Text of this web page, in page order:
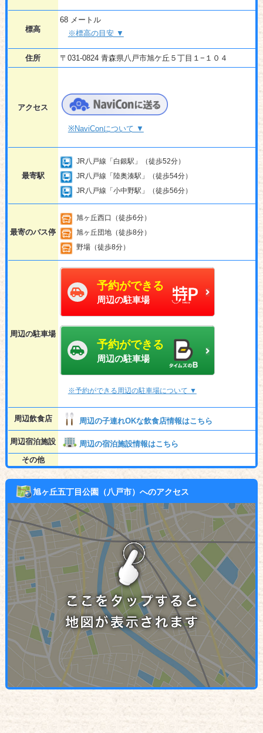
標高
68 メートル
※標高の目安 ▼
住所 〒031-0824 青森県八戸市旭ケ丘５丁目１−１０４
アクセス
※NaviConについて ▼
最寄駅
JR八戸線「白銀駅」（徒歩52分）
JR八戸線「陸奥湊駅」（徒歩54分）
JR八戸線「小中野駅」（徒歩56分）
最寄のバス停
旭ヶ丘西口（徒歩6分）
旭ヶ丘団地（徒歩8分）
野場（徒歩8分）
周辺の駐車場
予約ができる
周辺の駐車場
予約ができる
周辺の駐車場
※予約ができる周辺の駐車場について ▼
周辺飲食店 周辺の子連れOKな飲食店情報はこちら
周辺宿泊施設
周辺の宿泊施設情報はこちら
その他
旭ヶ丘五丁目公園（八戸市）へのアクセス